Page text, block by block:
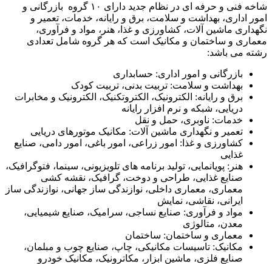
شاخه فنی و حرفه ای در نظام جدید دارای ۱۰ گروه بازرگانی و
امور اداری، بهداشت و سلامت، برق و رایانه، خدمات، تعمیر و
نگهداری ماشین آلات، کشاورزی و غذا، هنر، مواد و فرآوری،
معماری و ساختمان و مکانیک است که هر گروه شامل تعدادی
رشته می باشد:
بازرگانی و امور اداری: حسابداری
بهداشت و سلامت: تربیت بدنی، تربیت کودک
برق و رایانه: الکترونیک، الکتروتکنیک، الکترونیک و مخابرات
دریایی، شبکه و نرم افزار رایانه
خدمات: ناوبری، حمل و نقل
تعمیر و نگهداری ماشین آلات: مکانیک موتورهای دریایی
کشاورزی و غذا: امور زراعی، امور باغی، امور دامی، صنایع
غذایی
هنر: پویانمایی، تولید برنامه های تلویزیونی، سینما، فتوگرافیک،
صنایع غذایی، طراحی و دوخت، گرافیک، نقشه کشی
معماری، معماری داخلی، نوازندگی ساز جهانی، نوازندگی ساز
ایرانی، نقاشی، نمایش
مواد و فرآوری: صنایع نساجی، سرامیک، صنایع شیمیایی،
معدن، متالوژی
معماری و ساختمان: ساختمان
مکانیک: تاسیسات مکانیکی، چاپ، صنایع چوب و مبلمان،
صنایع فلزی، ماشین ابزار، مکاترونیک، مکانیک خودرو